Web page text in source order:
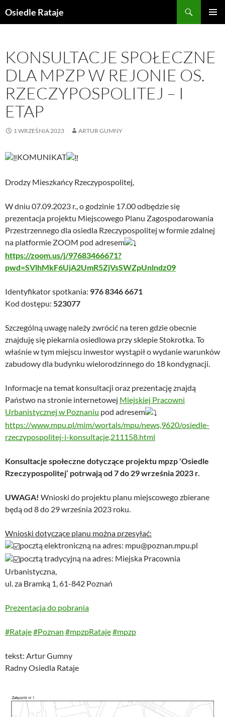
doOsiedle Rataje
KONSULTACJE SPOŁECZNE
DLA MPZP W REJONIE OS.
RZECZYPOSPOLITEJ – I
ETAP
1 WRZEŚNIA 2023 ARTUR GUMNY
KOMUNIKAT
Drodzy Mieszkańcy Rzeczypospolitej,
W dniu 07.09.2023 r., o godzinie 17.00 odbędzie się
prezentacja projektu Miejscowego Planu Zagospodarowania
Przestrzennego dla osiedla Rzeczypospolitej w formie zdalnej
na platformie ZOOM pod adresem
https://zoom.us/j/97683466671?
pwd=SVlhMkF6UjA2UmR5ZjVsSWZpUnlndz09
Identyfikator spotkania: 976 8346 6671
Kod dostępu: 523077
Szczególną uwagę należy zwrócić na teren gdzie obecnie
znajduję się piekarnia osiedlowa przy sklepie Stokrotka. To
właśnie w tym miejscu inwestor wystąpił o wydanie warunków
zabudowy dla budynku wielorodzinnego do 18 kondygnacji.
Informacje na temat konsultacji oraz prezentację znajdą
Państwo na stronie internetowej Miejskiej Pracowni
Urbanistycznej w Poznaniu pod adresem
https://www.mpu.pl/mim/wortals/mpu/news,9620/osiedle-
rzeczypospolitej-i-konsultacje,211158.html
Konsultacje społeczne dotyczące projektu mpzp 'Osiedle
Rzeczypospolitej’ potrwają od 7 do 29 września 2023 r.
UWAGA! Wnioski do projektu planu miejscowego zbierane
będą od 8 do 29 września 2023 roku.
Wnioski dotyczące planu można przesyłać:
pocztą elektroniczną na adres: mpu@poznan.mpu.pl
pocztą tradycyjną na adres: Miejska Pracownia
Urbanistyczna,
ul. za Bramką 1, 61-842 Poznań
Prezentacja do pobrania
#Rataje#Poznan #mpzpRataje#mpzp
tekst: Artur Gumny
Radny Osiedla Rataje